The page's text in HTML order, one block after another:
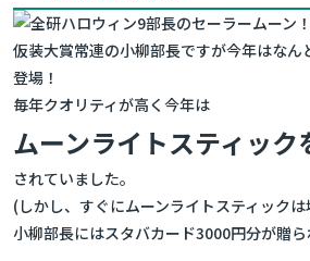
部長のセーラームーン！
仮装大賞常連の小柳部長ですが今年はなん
登場！
毎年クオリティが高く今年は
ムーンライトスティック
されていました。
(しかし、すぐにムーンライトスティック
小柳部長にはスタバカード3000円分が贈ら